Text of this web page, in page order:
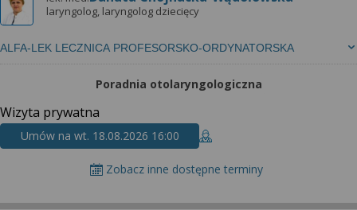
laryngolog, laryngolog dziecięcy
ALFA-LEK LECZNICA PROFESORSKO-ORDYNATORSKA
Poradnia otolaryngologiczna
Wizyta prywatna
Umów na wt. 18.08.2026 16:00
Zobacz inne dostępne terminy